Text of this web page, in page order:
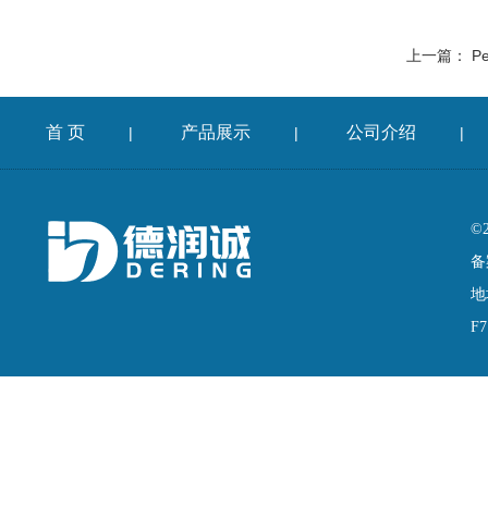
上一篇：
首 页 | 产品展示 | 公司介绍 |
备